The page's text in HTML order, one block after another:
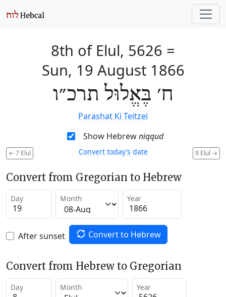
8th of Elul, 5626 =
Sun, 19 August 1866
ח׳ בֶּאֱלוּל תרכ״ו
Parashat Ki Teitzei
Show Hebrewniqqud
← 7 Elul 9 Elul →
Convert today’s date
Convert from Gregorian to Hebrew
Day Month Year
After sunset Convert to Hebrew
Convert from Hebrew to Gregorian
Day Month Year